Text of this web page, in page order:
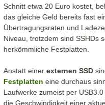
Schnitt etwa 20 Euro kostet,
das gleiche Geld bereits fast
Übertragungsraten und
Niveau, trotzdem sind SSHDs
herkömmliche Festplatten.
Anstatt einerexternen SSD
Festplatten eine durchaus
Laufwerke zumeist per
die Geschwindigkeit einer